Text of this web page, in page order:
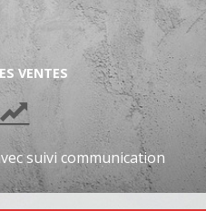
VENTES
suivi communication